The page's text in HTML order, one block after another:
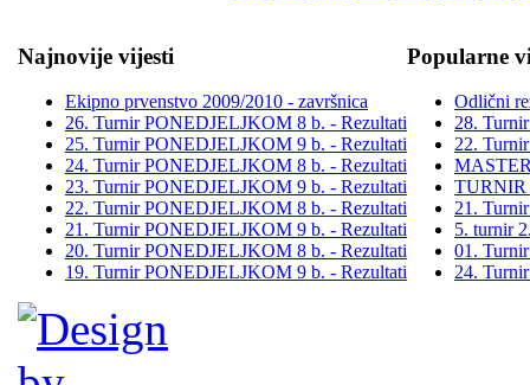
Najnovije vijesti
Ekipno prvenstvo 2009/2010 - završnica
26. Turnir PONEDJELJKOM 8 b. - Rezultati
25. Turnir PONEDJELJKOM 9 b. - Rezultati
24. Turnir PONEDJELJKOM 8 b. - Rezultati
23. Turnir PONEDJELJKOM 9 b. - Rezultati
22. Turnir PONEDJELJKOM 8 b. - Rezultati
21. Turnir PONEDJELJKOM 9 b. - Rezultati
20. Turnir PONEDJELJKOM 8 b. - Rezultati
19. Turnir PONEDJELJKOM 9 b. - Rezultati
Popularne
Odlični
28.
22.
TURNIR
21.
5. turnir
01.
24.